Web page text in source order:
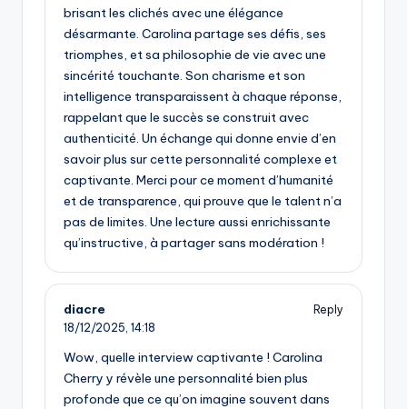
brisant les clichés avec une élégance
désarmante. Carolina partage ses défis, ses
triomphes, et sa philosophie de vie avec une
sincérité touchante. Son charisme et son
intelligence transparaissent à chaque réponse,
rappelant que le succès se construit avec
authenticité. Un échange qui donne envie d’en
savoir plus sur cette personnalité complexe et
captivante. Merci pour ce moment d’humanité
et de transparence, qui prouve que le talent n’a
pas de limites. Une lecture aussi enrichissante
qu’instructive, à partager sans modération !
diacre
Reply
18/12/2025, 14:18
Wow, quelle interview captivante ! Carolina
Cherry y révèle une personnalité bien plus
profonde que ce qu’on imagine souvent dans